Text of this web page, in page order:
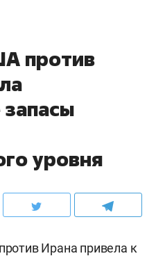
против
уровня
Ирана привела к